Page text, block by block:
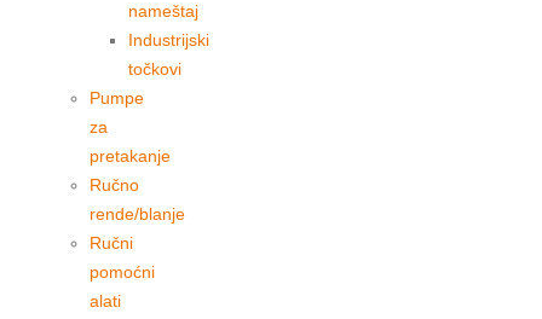
nameštaj
Industrijski
točkovi
Pumpe
za
pretakanje
Ručno
rende/blanje
Ručni
pomoćni
alati